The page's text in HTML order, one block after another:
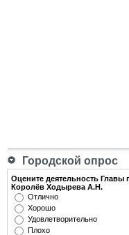
Городской опрос
Оцените деятельность Главы
Королёв Ходырева А.Н.
Отлично
Хорошо
Удовлетворительно
Плохо